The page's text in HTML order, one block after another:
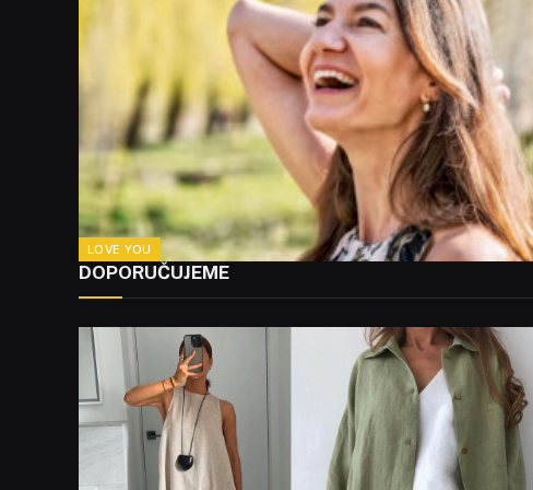
LOVE YOU
DOPORUČUJEME